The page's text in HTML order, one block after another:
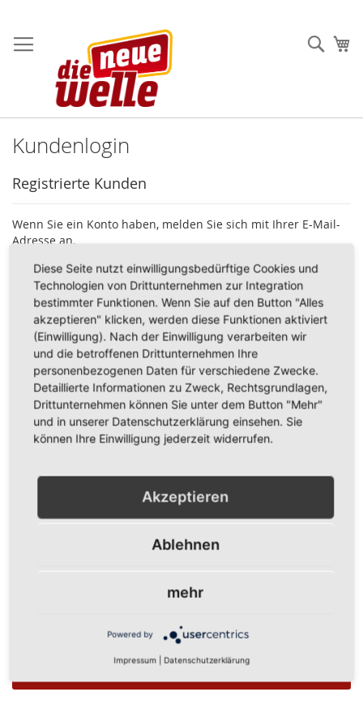
zum
Inhalt
Kundenlogin
Registrierte Kunden
Wenn Sie ein Konto haben, melden Sie sich mit Ihrer E-Mail-
Adresse an.
E-Mail
Passwort
Show Password
Anmelden
Ein Konto zu erstellen hat viele Vorteile: schneller zur Kasse
verfolgen und mehr.
Diese Seite nutzt einwilligungsbedürftige Cookies und
Technologien von Drittunternehmen zur Integration
bestimmter Funktionen. Wenn Sie auf den Button "Alles
akzeptieren" klicken, werden diese Funktionen aktiviert
(Einwilligung). Nach der Einwilligung verarbeiten wir
und die betroffenen Drittunternehmen Ihre
personenbezogenen Daten für verschiedene Zwecke.
Detaillierte Informationen zu Zweck, Rechtsgrundlagen,
Drittunternehmen können Sie unter dem Button "Mehr"
und in unserer Datenschutzerklärung einsehen. Sie
können Ihre Einwilligung jederzeit widerrufen.
Akzeptieren
Ablehnen
mehr
Powered by
Impressum Datenschutzerklärung